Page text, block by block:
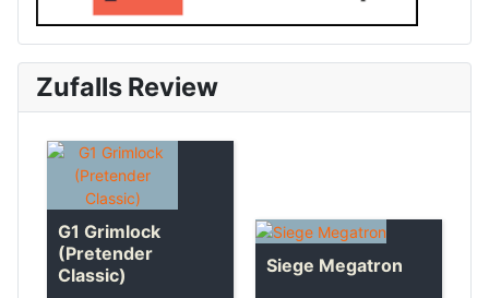
Zufalls Review
G1 Grimlock
(Pretender
Classic)
Siege Megatron